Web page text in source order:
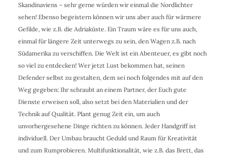
Skandinaviens – sehr gerne würden wir einmal die Nordlichter
sehen! Ebenso begeistern können wir uns aber auch für wärmere
Gefilde, wie z.B. die Adriaküste. Ein Traum wäre es für uns auch,
einmal für längere Zeit unterwegs zu sein, den Wagen z.B. nach
Südamerika zu verschiffen. Die Welt ist ein Abenteuer, es gibt noch
so viel zu entdecken! Wer jetzt Lust bekommen hat, seinen
Defender selbst zu gestalten, dem sei noch folgendes mit auf den
Weg gegeben: Ihr schraubt an einem Partner, der Euch gute
Dienste erweisen soll, also setzt bei den Materialien und der
Technik auf Qualität. Plant genug Zeit ein, um auch
unvorhergesehene Dinge richten zu können. Jeder Handgriff ist
individuell. Der Umbau braucht Geduld und Raum für Kreativität
und zum Rumprobieren. Multifunktionalität, wie z.B. das Brett, das